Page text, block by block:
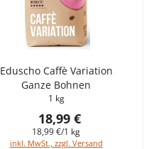
Eduscho Caffè Variation
Ganze Bohnen
1 kg
18,99 €
18,99 €/1 kg
inkl. MwSt., zzgl. Versand